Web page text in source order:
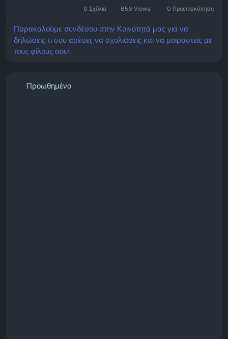
Marudhar Kesari Road, Sojat City, Rajasthan 306104,
India
0 Σχόλια 656 Views 0 Προεπισκόπηση
Παρακαλούμε συνδέσου στην Κοινότητά μας για να
δηλώσεις τι σου αρέσει, να σχολιάσεις και να μοιραστείς με
τους φίλους σου!
Προωθημένο